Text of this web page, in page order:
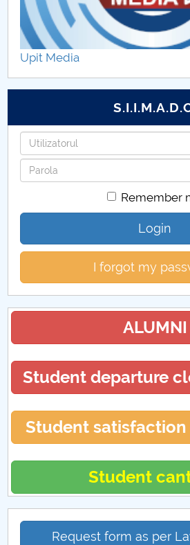
Upit Media
Username
Password
Remember
Login
I forgot my
ALUMNI
Student departure
Student satisfaction
Student
Request form as per